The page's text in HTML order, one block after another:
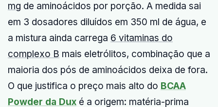
mg de aminoácidos por porção. A medida sai
em 3 dosadores diluídos em 350 ml de água, e
a mistura ainda carrega 6 vitaminas do
complexo B mais eletrólitos, combinação que a
maioria dos pós de aminoácidos deixa de fora.
O que justifica o preço mais alto do BCAA
Powder da Dux é a origem: matéria-prima